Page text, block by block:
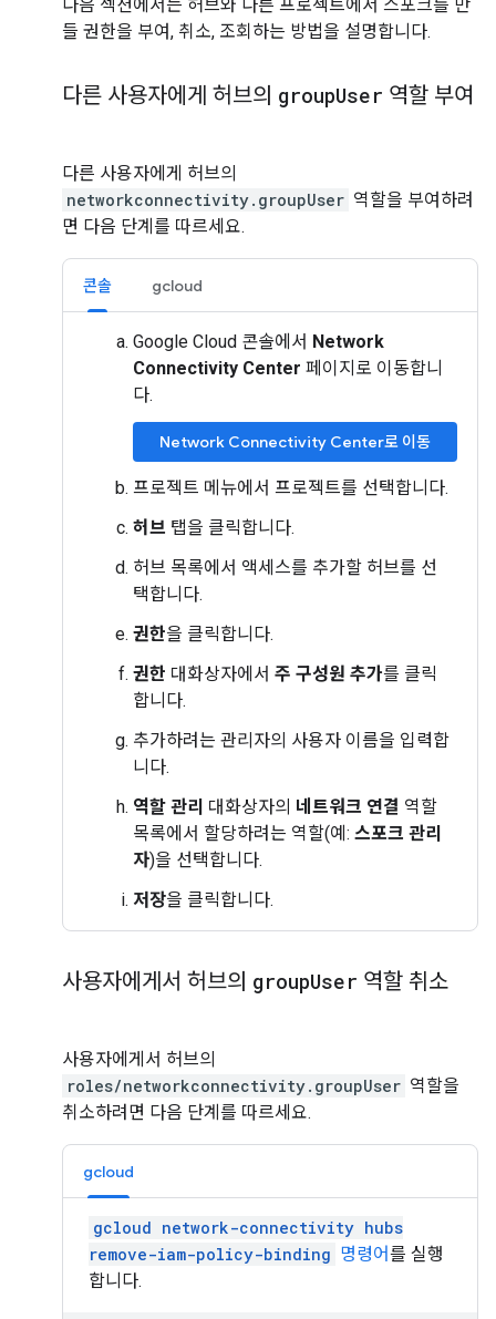
다음 섹션에서는 허브와 다른 프로젝트에서 스포크를 만
들 권한을 부여, 취소, 조회하는 방법을 설명합니다.
다른 사용자에게 허브의 groupUser 역할 부여
다른 사용자에게 허브의
networkconnectivity.groupUser 역할을 부여하려
면 다음 단계를 따르세요.
콘솔 gcloud
Google Cloud 콘솔에서 Network
Connectivity Center 페이지로 이동합니
다.
Network Connectivity Center로 이동
프로젝트 메뉴에서 프로젝트를 선택합니다.
허브 탭을 클릭합니다.
허브 목록에서 액세스를 추가할 허브를 선
택합니다.
권한을 클릭합니다.
권한 대화상자에서 주 구성원 추가를 클릭
합니다.
추가하려는 관리자의 사용자 이름을 입력합
니다.
역할 관리 대화상자의 네트워크 연결 역할
목록에서 할당하려는 역할(예: 스포크 관리
자)을 선택합니다.
저장을 클릭합니다.
사용자에게서 허브의 groupUser 역할 취소
사용자에게서 허브의
roles/networkconnectivity.groupUser 역할을
취소하려면 다음 단계를 따르세요.
gcloud
gcloud network-connectivity hubs
remove-iam-policy-binding 명령어를 실행
합니다.